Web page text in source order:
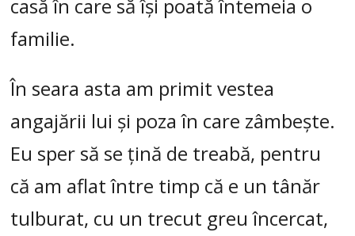
casă în care să își poată întemeia o
familie.
În seara asta am primit vestea
angajării lui și poza în care zâmbește.
Eu sper să se țină de treabă, pentru
că am aflat între timp că e un tânăr
tulburat, cu un trecut greu încercat,